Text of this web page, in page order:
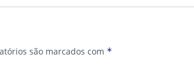
são marcados com *